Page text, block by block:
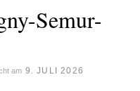
Semur-
am 9. JULI 2026